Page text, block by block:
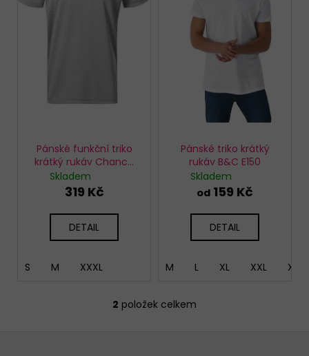
Pánské funkční triko
krátký rukáv Chance
810 stříbrné
Skladem
319 Kč
DETAIL
S M XXXL
Pánské triko krátký
rukáv B&C E150
Skladem
od 159 Kč
DETAIL
M L XL XXL
O
2 položek celkem